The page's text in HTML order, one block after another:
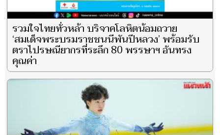
รวมใจไทยทั่วหล้า บริจาคโลหิตน้อมถวาย
‘สมเด็จพระบรมราชชนนีพันปีหลวง’ พร้อมรับ
ตราไปรษณียากรที่ระลึก 80 พรรษาฯ อันทรง
คุณค่า